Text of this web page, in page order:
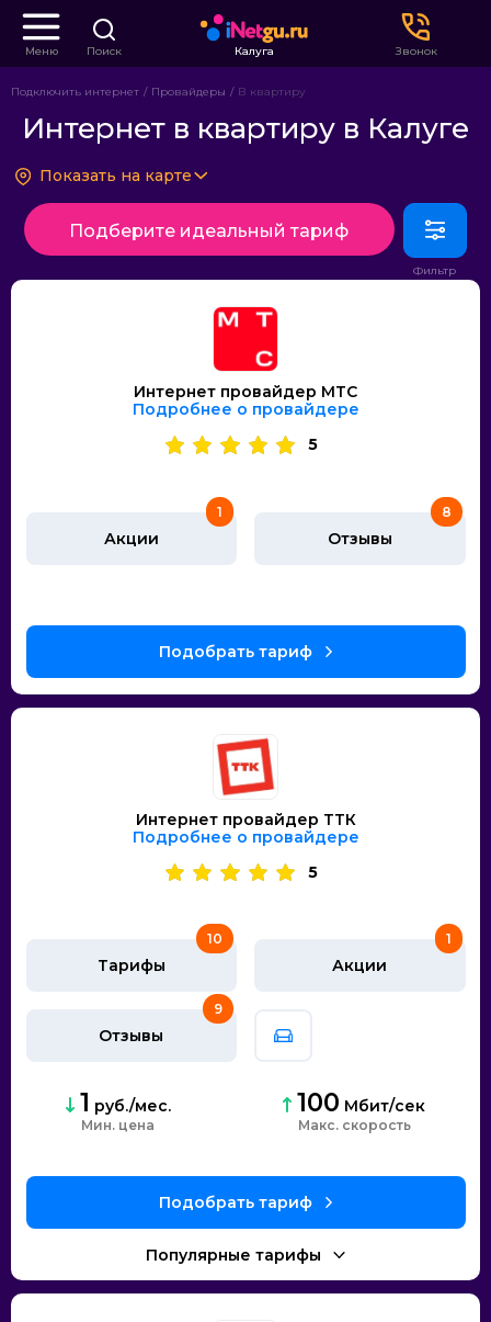
Меню Поиск Калуга Звонок
Подключить интернет Провайдеры В квартиру
Интернет в квартиру в Калуге
Показать на карте
Подберите идеальный тариф
Интернет провайдер МТС
Подробнее о провайдере
5
Акции
1
Отзывы
8
Интернет провайдер ТТК
Подробнее о провайдере
5
Тарифы
10
Акции
1
Отзывы
9
1 руб./мес.
Мин. цена
100 Мбит/сек
скорость